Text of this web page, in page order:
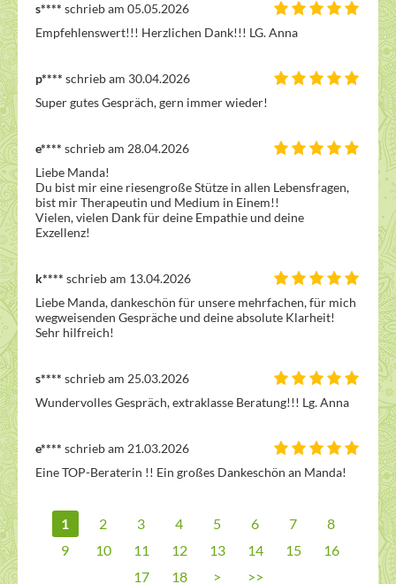
s**** schrieb am 05.05.2026
Empfehlenswert!!! Herzlichen Dank!!! LG. Anna
p**** schrieb am 30.04.2026
Super gutes Gespräch, gern immer wieder!
e**** schrieb am 28.04.2026
Liebe Manda!
Du bist mir eine riesengroße Stütze in allen Lebensfragen,
bist mir Therapeutin und Medium in Einem!!
Vielen, vielen Dank für deine Empathie und deine
Exzellenz!
k**** schrieb am 13.04.2026
Liebe Manda, dankeschön für unsere mehrfachen, für mich
wegweisenden Gespräche und deine absolute Klarheit!
Sehr hilfreich!
s**** schrieb am 25.03.2026
Wundervolles Gespräch, extraklasse Beratung!!! Lg. Anna
e**** schrieb am 21.03.2026
Eine TOP-Beraterin !! Ein großes Dankeschön an Manda!
1 2 3 4 5 6 7
8
9
10 11 12 13 14 15
16
17
18 > >>